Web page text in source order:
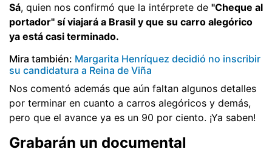
Sá, quien nos confirmó que la intérprete de "Cheque al
portador" sí viajará a Brasil y que su carro alegórico
ya está casi terminado.
Mira también: Margarita Henríquez decidió no inscribir
su candidatura a Reina de Viña
Nos comentó además que aún faltan algunos detalles
por terminar en cuanto a carros alegóricos y demás,
pero que el avance ya es un 90 por ciento. ¡Ya saben!
Grabarán un documental